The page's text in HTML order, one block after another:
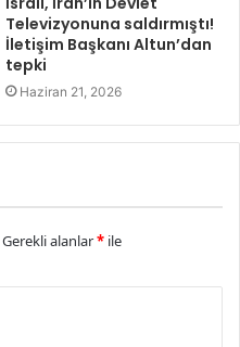
Televizyonuna saldırmıştı!
İletişim Başkanı Altun’dan
tepki
Haziran 21, 2026
Gerekli alanlar* ile